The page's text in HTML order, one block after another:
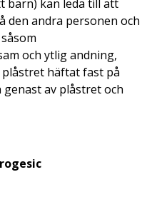
barn) kan leda till att
den andra personen och
och ytlig andning,
häftat fast på
av plåstret och